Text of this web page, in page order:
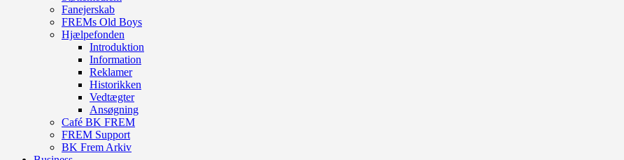
Fanejerskab
FREMs Old Boys
Hjælpefonden
Introduktion
Information
Reklamer
Historikken
Vedtægter
Ansøgning
Café BK FREM
FREM Support
BK Frem Arkiv